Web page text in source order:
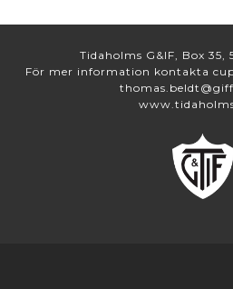
Tidaholms G&IF, Box 35,
För mer information kontakta